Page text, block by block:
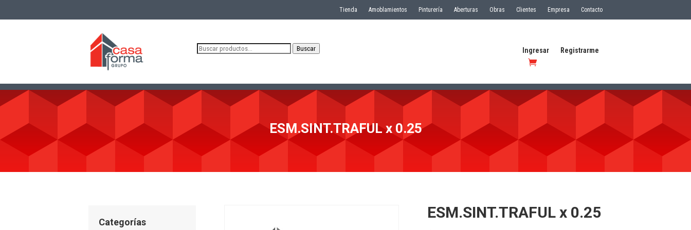
Tienda Amoblamientos Pinturería Aberturas Obras Clientes Empresa Contacto
Buscar
Buscar Ingresar Registrarme
ESM.SINT.TRAFUL x 0.25
Categorías
ESM.SINT.TRAFUL x 0.25